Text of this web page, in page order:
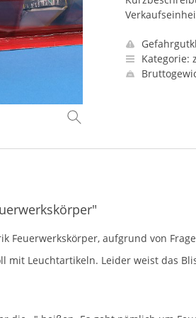
Kategorie:
Feuerwerkskörper, aufgrund von
mit Leuchtartikeln. Leider weist das